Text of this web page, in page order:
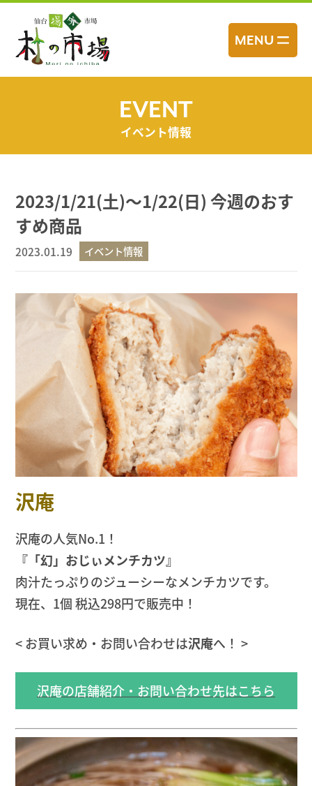
ッ
MENU
EVENT
イベント情報
2023/1/21(土)～1/22(日) 今週のおす
すめ商品
2023.01.19 イベント情報
沢庵
沢庵の人気No.1！
『「幻」おじぃメンチカツ』
肉汁たっぷりのジューシーなメンチカツです。
現在、1個 税込298円で販売中！
< お買い求め・お問い合わせは沢庵へ！ >
沢庵の店舗紹介・お問い合わせ先はこちら